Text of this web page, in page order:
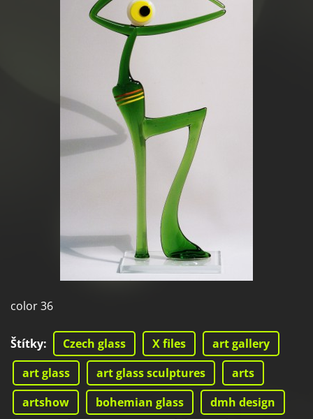
color 36
Štítky: Czech glass X files
art gallery
art glass
art glass sculptures
arts
artshow
bohemian glass
dmh design